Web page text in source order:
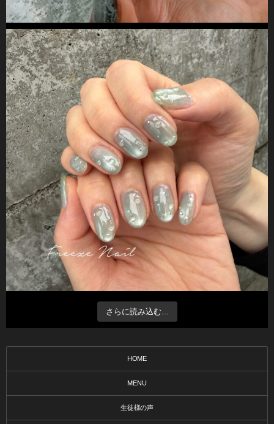
さらに読み込む...
HOME
MENU
生徒様の声